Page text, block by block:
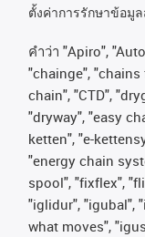
ตั้งค่าการรักษาข้อมู
คําว่า "Apiro",
"chainge",
chain", "CTD",
"dryway", "easy
ketten", "e-
"energy chain
spool", "fixflex",
"iglidur", "igubal",
what moves",